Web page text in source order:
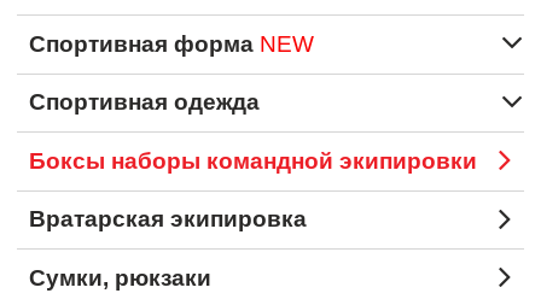
Спортивная форма NEW
Спортивная одежда
Боксы наборы командной экипировки
Вратарская экипировка
Сумки, рюкзаки